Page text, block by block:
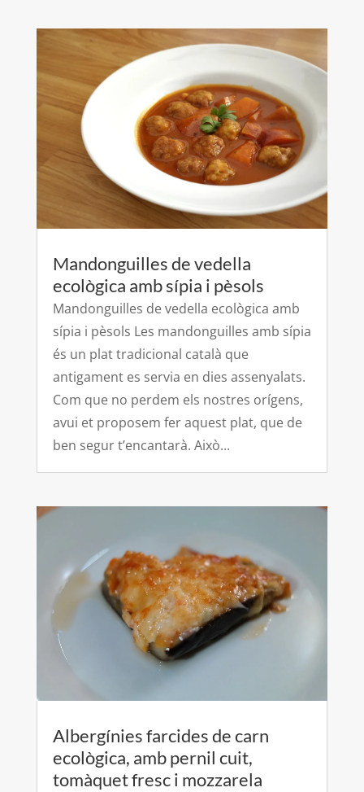
Mandonguilles de vedella
ecològica amb sípia i pèsols
Mandonguilles de vedella ecològica amb
sípia i pèsols Les mandonguilles amb sípia
és un plat tradicional català que
antigament es servia en dies assenyalats.
Com que no perdem els nostres orígens,
avui et proposem fer aquest plat, que de
ben segur t’encantarà. Això...
Albergínies farcides de carn
ecològica, amb pernil cuit,
tomàquet fresc i mozzarela